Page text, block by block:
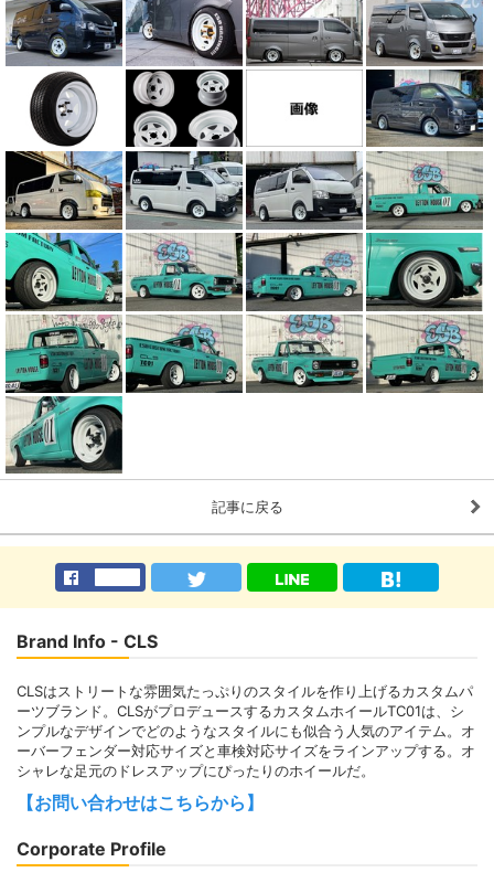
記事に戻る
Brand Info - CLS
CLSはストリートな雰囲気たっぷりのスタイルを作り上げるカスタムパ
ーツブランド。CLSがプロデュースするカスタムホイールTC01は、シ
ンプルなデザインでどのようなスタイルにも似合う人気のアイテム。オ
ーバーフェンダー対応サイズと車検対応サイズをラインアップする。オ
シャレな足元のドレスアップにぴったりのホイールだ。
【お問い合わせはこちらから】
Corporate Profile